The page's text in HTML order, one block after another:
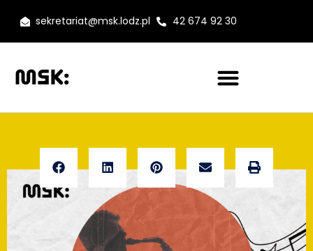
sekretariat@msk.lodz.pl 42 674 92 30